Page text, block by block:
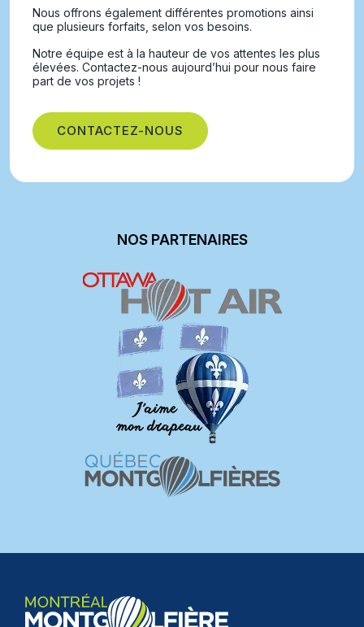
Nous offrons également différentes promotions ainsi
que plusieurs forfaits, selon vos besoins.
Notre équipe est à la hauteur de vos attentes les plus
élevées. Contactez-nous aujourd’hui pour nous faire
part de vos projets !
CONTACTEZ-NOUS
NOS PARTENAIRES